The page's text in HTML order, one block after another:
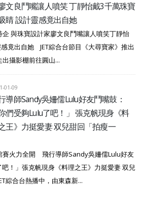
文良鬥嘴讓人噴笑 丁靜怡戴3千萬珠寶
睛 設計靈感竟出自她
與珠寶設計家廖文良鬥嘴讓人噴笑丁靜怡
竟出自她 JET綜合台節目《大尋寶家》推出
攝影棚前往圓山...
01-09
導師Sandy吳姍儒Lulu好友鬥嘴鼓：
你們受夠Lulu了吧！」 張克帆現身《料
王》力挺愛妻 双兒甜回「拍瘦一
賽火力全開 飛行導師Sandy吳姍儒Lulu好友
！」張克帆現身《料理之王》力挺愛妻 双兒
綜合台熱播中，由東森新...